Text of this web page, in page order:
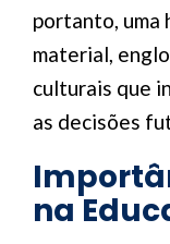
portanto, uma
material,
culturais que
as decisões
na